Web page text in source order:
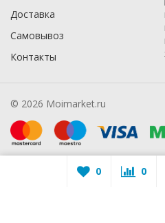
Доставка
Самовывоз
Контакты
© 2026 Moimarket.ru
0 0